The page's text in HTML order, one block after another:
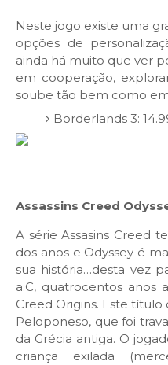
Neste jogo existe uma
opções de
ainda há muito que ver
em cooperação,
soube tão bem como
Borderlands 3:
Assassins Creed
A série Assasins Creed
dos anos e Odyssey é
sua história…desta vez
a.C, quatrocentos anos
Creed Origins. Este
Peloponeso, que foi
da Grécia antiga. O
criança exilada